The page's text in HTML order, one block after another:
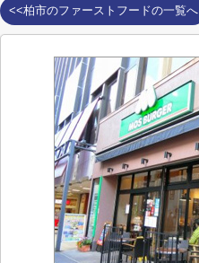
<<柏市のファーストフードの一覧へ